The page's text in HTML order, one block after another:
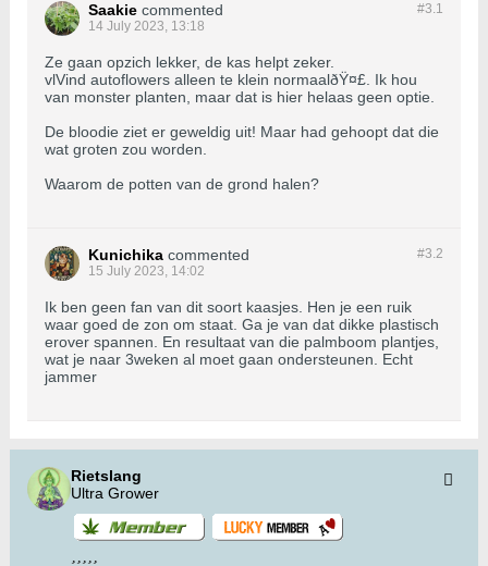
#3.1
Saakie commented
14 July 2023, 13:18
Ze gaan opzich lekker, de kas helpt zeker.
vlVind autoflowers alleen te klein normaalðŸ¤£. Ik hou
van monster planten, maar dat is hier helaas geen optie.
De bloodie ziet er geweldig uit! Maar had gehoopt dat die
wat groten zou worden.
Waarom de potten van de grond halen?
#3.2
Kunichika commented
15 July 2023, 14:02
Ik ben geen fan van dit soort kaasjes. Hen je een ruik
waar goed de zon om staat. Ga je van dat dikke plastisch
erover spannen. En resultaat van die palmboom plantjes,
wat je naar 3weken al moet gaan ondersteunen. Echt
jammer
Rietslang
Ultra Grower